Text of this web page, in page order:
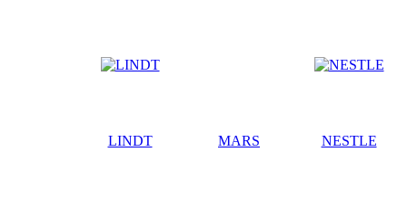
LINDT MARS NESTLE